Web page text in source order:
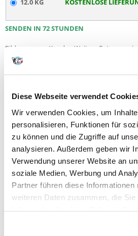
Diese Webseite verwendet
Wir verwenden Cookies, um
personalisieren, Funktionen für
zu können und die Zugriffe auf
analysieren. Außerdem geben wir
Verwendung unserer Website an
soziale Medien, Werbung und
Partner führen diese
weiteren Daten zusammen, die Sie
12.0 KG KOSTENLOSE
SENDEN IN 72 STUNDEN
Bilder unserer Kunden
Weitere Fotos
100%
100% KUNDEN EMPFEHLEN
REZENSION